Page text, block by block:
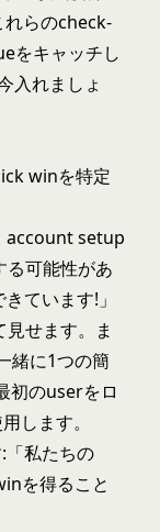
らのcheck-
をキャッチし
入れましょ
winを特定
account setup
可能性があ
ています!」
せます。ま
緒に1つの簡
初のuserをロ
します。
「私たちの
を得ること